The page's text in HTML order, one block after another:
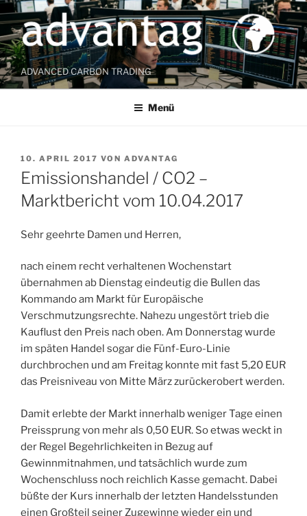
Zum
Inhalt
springen
ADVANCED CARBON TRADING
Menü
VERÖFFENTLICHT
AM
10. APRIL 2017 VON ADVANTAG
Emissionshandel / CO2 –
Marktbericht vom 10.04.2017
Sehr geehrte Damen und Herren,
nach einem recht verhaltenen Wochenstart
übernahmen ab Dienstag eindeutig die Bullen das
Kommando am Markt für Europäische
Verschmutzungsrechte. Nahezu ungestört trieb die
Kauflust den Preis nach oben. Am Donnerstag wurde
im späten Handel sogar die Fünf-Euro-Linie
durchbrochen und am Freitag konnte mit fast 5,20 EUR
das Preisniveau von Mitte März zurückerobert werden.
Damit erlebte der Markt innerhalb weniger Tage einen
Preissprung von mehr als 0,50 EUR. So etwas weckt in
der Regel Begehrlichkeiten in Bezug auf
Gewinnmitnahmen, und tatsächlich wurde zum
Wochenschluss noch reichlich Kasse gemacht. Dabei
büßte der Kurs innerhalb der letzten Handelsstunden
einen Großteil seiner Zugewinne wieder ein und